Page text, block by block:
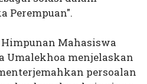
Perempuan".
Himpunan Mahasiswa
Umalekhoa menjelaskan
persoalan